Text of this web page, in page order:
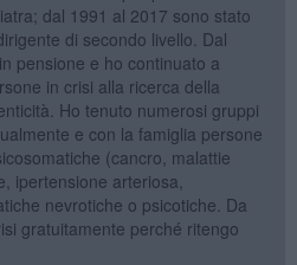
dal 1991 al 2017 sono stato
di secondo livello. Dal
pensione e ho continuato a
in crisi alla ricerca della
Ho tenuto numerosi gruppi
e con la famiglia persone
(cancro, malattie
ipertensione arteriosa,
nevrotiche o psicotiche. Da
gratuitamente perché ritengo